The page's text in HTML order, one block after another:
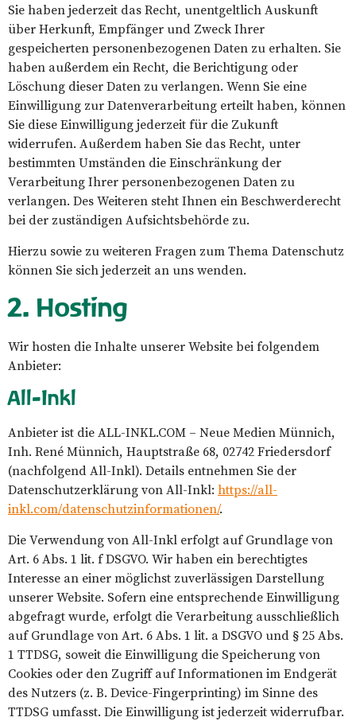
Sie haben jederzeit das Recht, unentgeltlich Auskunft
über Herkunft, Empfänger und Zweck Ihrer
gespeicherten personenbezogenen Daten zu erhalten. Sie
haben außerdem ein Recht, die Berichtigung oder
Löschung dieser Daten zu verlangen. Wenn Sie eine
Einwilligung zur Datenverarbeitung erteilt haben, können
Sie diese Einwilligung jederzeit für die Zukunft
widerrufen. Außerdem haben Sie das Recht, unter
bestimmten Umständen die Einschränkung der
Verarbeitung Ihrer personenbezogenen Daten zu
verlangen. Des Weiteren steht Ihnen ein Beschwerderecht
bei der zuständigen Aufsichtsbehörde zu.
Hierzu sowie zu weiteren Fragen zum Thema Datenschutz
können Sie sich jederzeit an uns wenden.
2. Hosting
Wir hosten die Inhalte unserer Website bei folgendem
Anbieter:
All-Inkl
Anbieter ist die ALL-INKL.COM – Neue Medien Münnich,
Inh. René Münnich, Hauptstraße 68, 02742 Friedersdorf
(nachfolgend All-Inkl). Details entnehmen Sie der
Datenschutzerklärung von All-Inkl: https://all-
inkl.com/datenschutzinformationen/.
Die Verwendung von All-Inkl erfolgt auf Grundlage von
Art. 6 Abs. 1 lit. f DSGVO. Wir haben ein berechtigtes
Interesse an einer möglichst zuverlässigen Darstellung
unserer Website. Sofern eine entsprechende Einwilligung
abgefragt wurde, erfolgt die Verarbeitung ausschließlich
auf Grundlage von Art. 6 Abs. 1 lit. a DSGVO und § 25 Abs.
1 TTDSG, soweit die Einwilligung die Speicherung von
Cookies oder den Zugriff auf Informationen im Endgerät
des Nutzers (z. B. Device-Fingerprinting) im Sinne des
TTDSG umfasst. Die Einwilligung ist jederzeit widerrufbar.